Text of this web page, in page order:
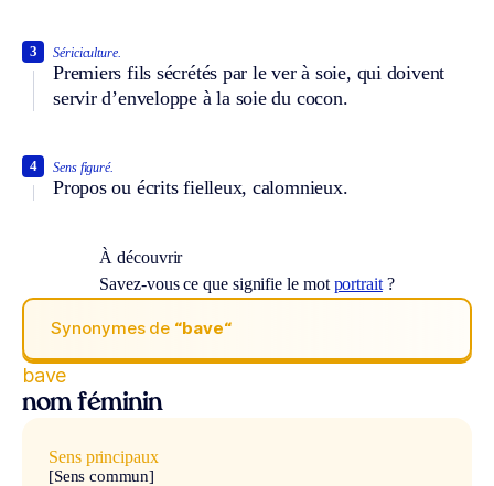
Sériciculture.
Premiers fils sécrétés par le ver à soie, qui doivent
servir d’enveloppe à la soie du cocon.
3
Sens figuré.
Propos ou écrits fielleux, calomnieux.
4
À découvrir
Savez-vous ce que signifie le mot portrait?
Synonymes de “bave“
bave
nom féminin
Sens principaux
[Sens commun]